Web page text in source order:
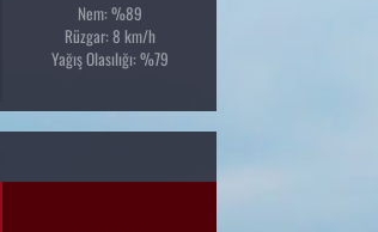
Nem: %89
Rüzgar: 8 km/h
Yağış Olasılığı: %79